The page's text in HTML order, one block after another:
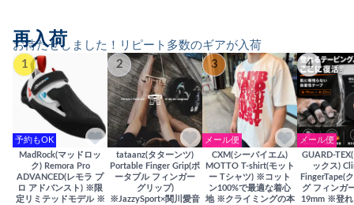
お待たせしました！リピート多数のギアが入荷
再入荷
1
予約もOK
MadRock(マッドロッ
ク) Remora Pro
ADVANCED(レモラ プ
ロ アドバンスト) ※限
定リミテッドモデル ※
2
tataanz(タターンツ)
Portable Finger Grip(ポ
ータブル フィンガー
グリップ)
※JazzySport×関川愛音
3
メール便
CXM(シーバイエム)
MOTTO T-shirt(モット
ー Tシャツ) ※コット
ン100%で最適な着心
地 ※クライミングの本
4
メール便
GUARD-
ックス)
FingerTape(
グ フィンガ
19mm ※登れ